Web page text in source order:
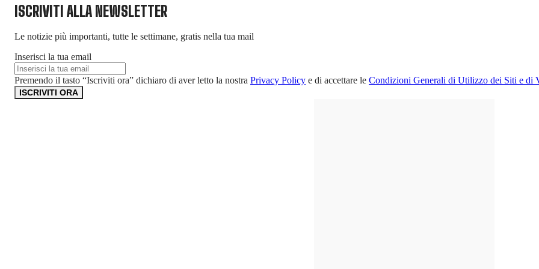
ISCRIVITI ALLA NEWSLETTER
Le notizie più importanti, tutte le settimane, gratis nella tua mail
Inserisci la tua email
Premendo il tasto “Iscriviti ora” dichiaro di aver letto la nostra Privacy Policy e di accettare le Condizioni Generali di Utilizzo dei Siti e di
ISCRIVITI ORA